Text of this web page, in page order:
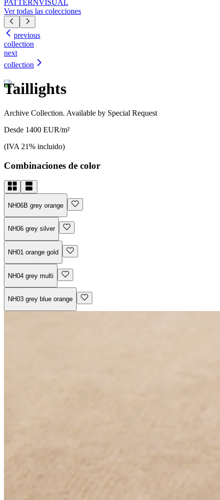
PATTERNVISUAL
Ver todas las colecciones
previous
collection
next
collection
Taillights
Archive Collection. Available by Special Request
Desde 1400 EUR/m²
(IVA 21% incluido)
Combinaciones de color
NH06B grey orange
NH06 grey silver
NH01 orange gold
NH04 grey multi
NH03 grey blue orange